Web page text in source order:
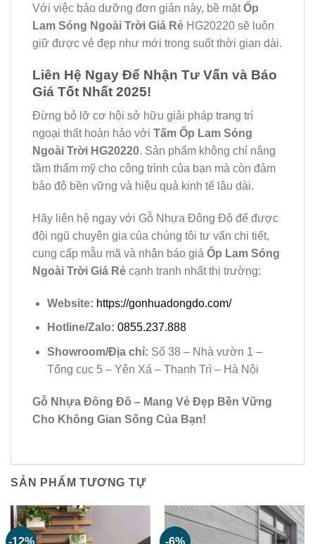
Với việc bảo dưỡng đơn giản này, bề mặtỐp
Lam Sóng Ngoài Trời Giá Rẻ HG20220 sẽ luôn
giữ được vẻ đẹp như mới trong suốt thời gian dài.
Liên Hệ Ngay Để Nhận Tư Vấn và Báo
Giá Tốt Nhất 2025!
Đừng bỏ lỡ cơ hội sở hữu giải pháp trang trí
ngoại thất hoàn hảo với Tấm Ốp Lam Sóng
Ngoài Trời HG20220. Sản phẩm không chỉ nâng
tầm thẩm mỹ cho công trình của bạn mà còn đảm
bảo độ bền vững và hiệu quả kinh tế lâu dài.
Hãy liên hệ ngay với Gỗ Nhựa Đông Đô để được
đội ngũ chuyên gia của chúng tôi tư vấn chi tiết,
cung cấp mẫu mã và nhận báo giá Ốp Lam Sóng
Ngoài Trời Giá Rẻ cạnh tranh nhất thị trường:
Website: https://gonhuadongdo.com/
Hotline/Zalo: 0855.237.888
Showroom/Địa chỉ: Số 38 – Nhà vườn 1 –
Tổng cục 5 – Yên Xá – Thanh Trì – Hà Nội
Gỗ Nhựa Đông Đô – Mang Vẻ Đẹp Bền Vững
Cho Không Gian Sống Của Bạn!
SẢN PHẨM TƯƠNG TỰ
-12% -6%